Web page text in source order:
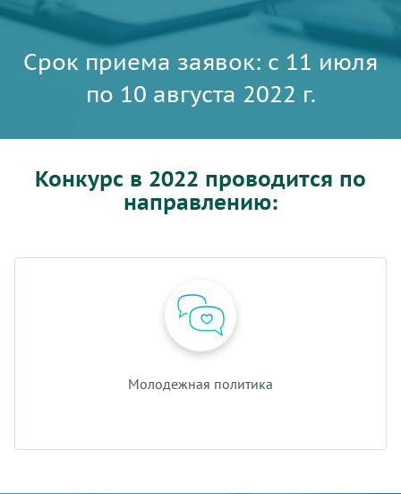
Срок приема заявок: с 11 июля
по 10 августа 2022 г.
Конкурс в 2022 проводится по
направлению:
Молодежная политика